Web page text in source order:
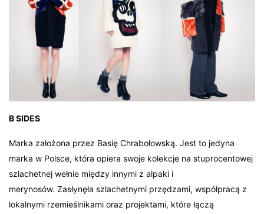
B SIDES
Marka założona przez Basię Chrabołowską. Jest to jedyna
marka w Polsce, która opiera swoje kolekcje na stuprocentowej
szlachetnej wełnie między innymi z alpaki i
merynosów. Zasłynęła szlachetnymi przędzami, współpracą z
lokalnymi rzemieślnikami oraz projektami, które łączą